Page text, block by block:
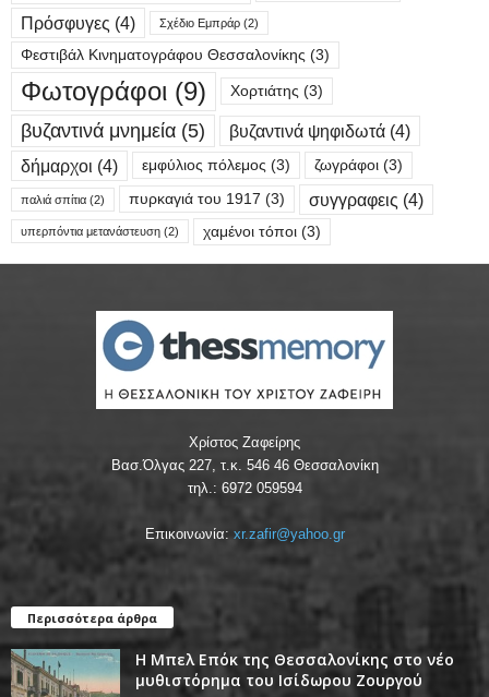
Πρόσφυγες (4) Σχέδιο Εμπράρ (2)
Φεστιβάλ Κινηματογράφου Θεσσαλονίκης (3)
Φωτογράφοι (9) Χορτιάτης (3)
βυζαντινά μνημεία (5) βυζαντινά ψηφιδωτά (4)
δήμαρχοι (4) εμφύλιος πόλεμος (3) ζωγράφοι (3)
παλιά σπίτια (2) πυρκαγιά του 1917 (3) συγγραφεις (4)
υπερπόντια μετανάστευση (2) χαμένοι τόποι (3)
Χρίστος Ζαφείρης
Βασ.Όλγας 227, τ.κ. 546 46 Θεσσαλονίκη
τηλ.: 6972 059594
Επικοινωνία: xr.zafir@yahoo.gr
Περισσότερα άρθρα
Η Μπελ Επόκ της Θεσσαλονίκης στο νέο
μυθιστόρημα του Ισίδωρου Ζουργού